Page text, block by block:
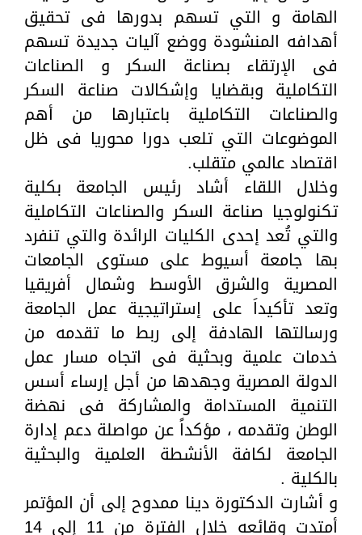
الهامة و التي تسهم بدورها فى تحقيق
أهدافه المنشودة ووضع آليات جديدة تسهم
فى الإرتقاء بصناعة السكر و الصناعات
التكاملية وبقضايا وإشكالات صناعة السكر
والصناعات التكاملية باعتبارها من أهم
الموضوعات التي تلعب دورا محوريا فى ظل
اقتصاد عالمي متقلب.
وخلال اللقاء أشاد رئيس الجامعة بكلية
تكنولوجيا صناعة السكر والصناعات التكاملية
والتي تُعد إحدى الكليات الرائدة والتي تنفرد
بها جامعة أسيوط على مستوى الجامعات
المصرية والشرق الأوسط وشمال أفريقيا
وتعد تأكيداَ على إستراتيجية عمل الجامعة
ورسالتها الهادفة إلى ربط ما تقدمه من
خدمات علمية وبحثية فى اتجاه مسار عمل
الدولة المصرية وجهدها من أجل إرساء أسس
التنمية المستدامة والمشاركة فى نهضة
الوطن وتقدمه ، مؤكداً عن مواصلة دعم إدارة
الجامعة لكافة الأنشطة العلمية والبحثية
بالكلية .
و أشارت الدكتورة دينا ممدوح إلى أن المؤتمر
أمتدت وقائعه خلال الفترة من 11 إلى 14